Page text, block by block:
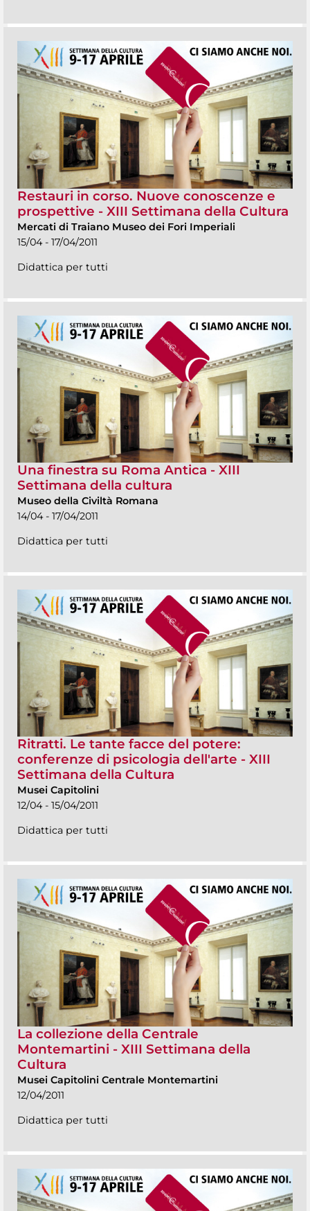
Restauri in corso. Nuove conoscenze e
prospettive - XIII Settimana della Cultura
Mercati di Traiano Museo dei Fori Imperiali
15/04 - 17/04/2011
Didattica per tutti
Una finestra su Roma Antica - XIII
Settimana della cultura
Museo della Civiltà Romana
14/04 - 17/04/2011
Didattica per tutti
Ritratti. Le tante facce del potere:
conferenze di psicologia dell'arte - XIII
Settimana della Cultura
Musei Capitolini
12/04 - 15/04/2011
Didattica per tutti
La collezione della Centrale
Montemartini - XIII Settimana della
Cultura
Musei Capitolini Centrale Montemartini
12/04/2011
Didattica per tutti